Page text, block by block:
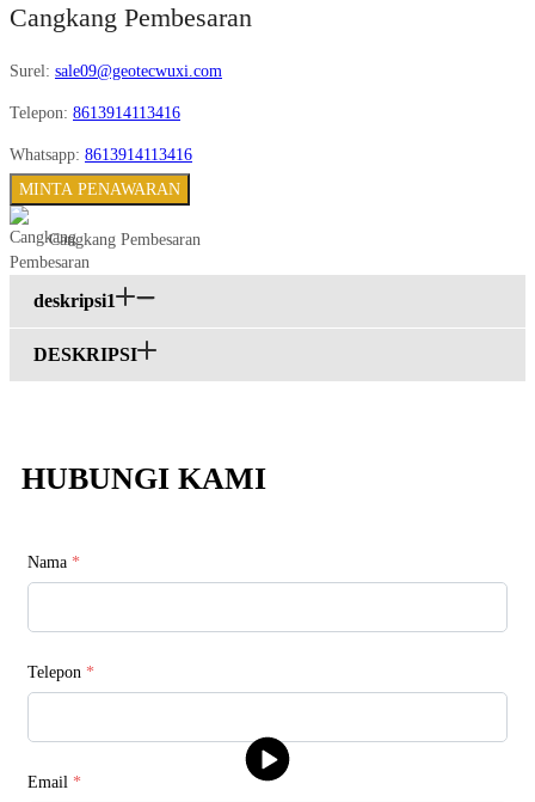
Cangkang Pembesaran
Surel: sale09@geotecwuxi.com
Telepon: 8613914113416
Whatsapp: 8613914113416
MINTA PENAWARAN
Cangkang Pembesaran
deskripsi1
DESKRIPSI
HUBUNGI KAMI
Nama *
Telepon *
Email *